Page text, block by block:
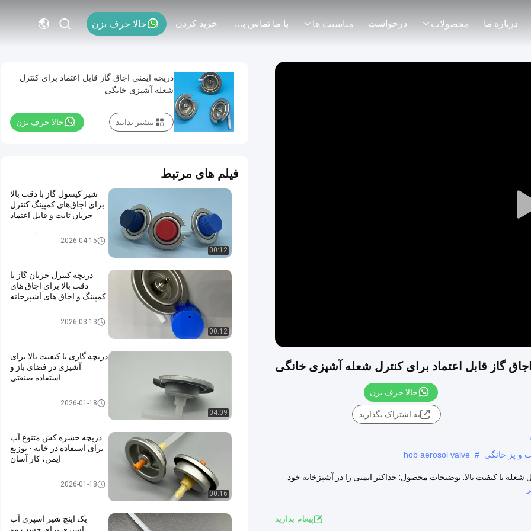
درباره ما محصولات درخواست مناسبت ها با ما تماس بگیرید خريد كردن حالا حرف بزن
Play
گاز قابل اعتماد برای کنترل شعله آشپزی خانگی
حالا حرف بزن
به اشتراک بگذارید
و پز خانگی #
hob aerosol valve
شعله با کیفیت بالا. توضیحات محصول: حداکثر ایمنی را در آشپزخانه خود
پيغام بذاريد
دریچه ایمنی اجاق گاز قابل اعتماد برای کنترل
شعله آشپزی خانگی
حالا حرف بزن بیشتر بدانید
فیلم های مرتبط
00:12
شیر کپسول گاز با دقت بالا
برای اجاق‌های کمپینگ کنترل
جریان ثابت و قابل اعتماد
شیر کارتریج گاز بوتان2026-04-15
00:12
دریچه کنترل جریان گاز با
دقت بالا برای اجاق های
کمپینگ و اجاق های آشپزخانه
شیر کارتریج گاز بوتان2026-03-13
04:09
دریچه گازی با کیفیت بالا برای
آشپزی در فضای باز و
استفاده صنعتی
شیر کارتریج گاز بوتان2026-01-18
00:16
دریچه حشره کش متنوع آب
برای استفاده در خانه - توزیع
ایمن، کار آسان
water alcohol based insecticid
2026-01-18
یک اینچ شیر اسپری آب